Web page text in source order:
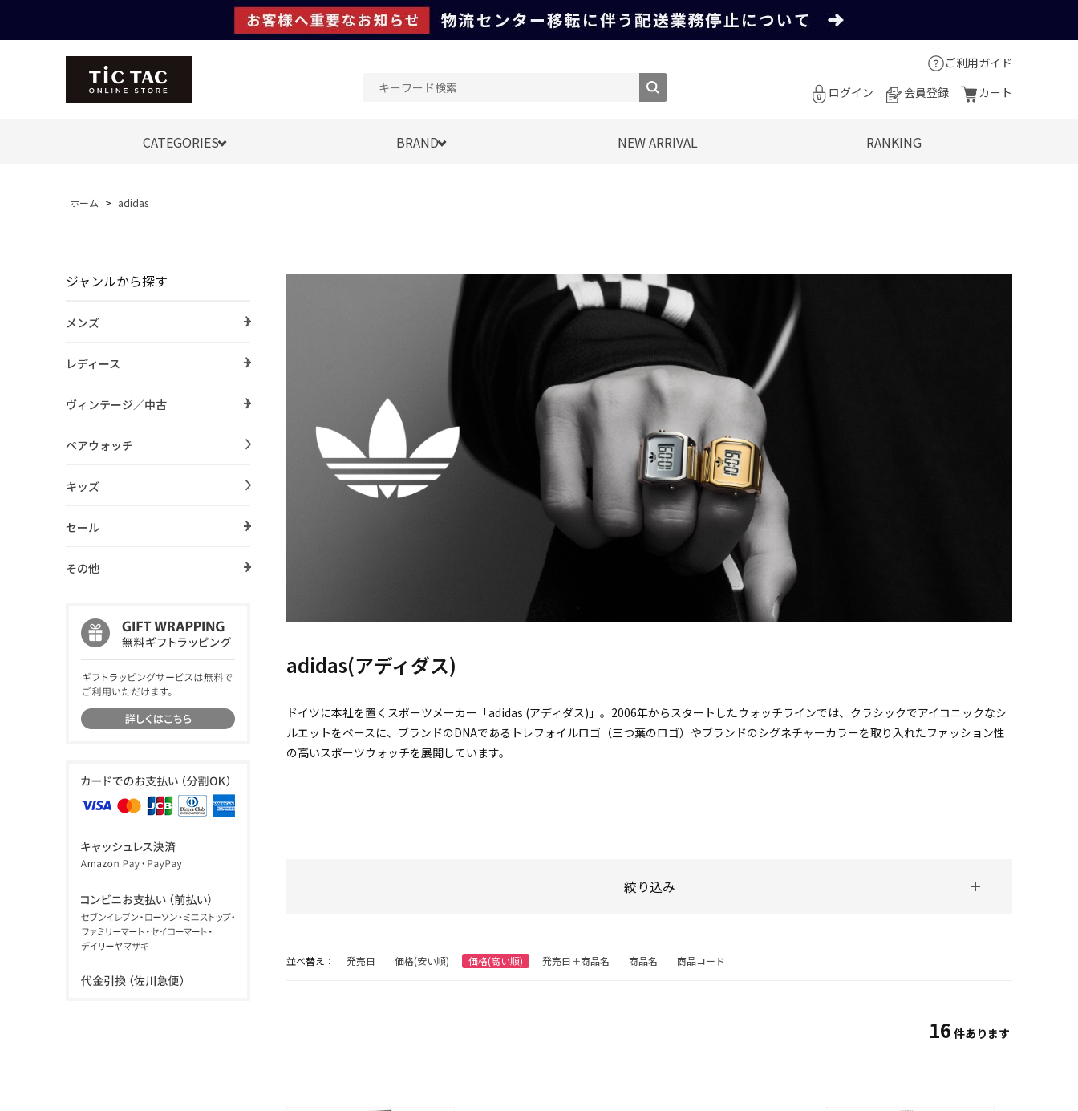
ご利用ガイド
ログイン
会員登録 カート
CATEGORIES BRAND NEW ARRIVAL RANKING
ホーム > adidas
ジャンルから探す
メンズ
レディース
ヴィンテージ／中古
ペアウォッチ
キッズ
セール
その他
adidas(アディダス)
ドイツに本社を置くスポーツメーカー「adidas (アディダス)」。2006年からスタートしたウォッチラインでは、クラシックでアイコニックなシ
ルエットをベースに、ブランドのDNAであるトレフォイルロゴ（三つ葉のロゴ）やブランドのシグネチャーカラーを取り入れたファッション性
の高いスポーツウォッチを展開しています。
絞り込み
並べ替え： 発売日 価格(安い順) 価格(高い順) 発売日＋商品名 商品名 商品コード
16 件あります